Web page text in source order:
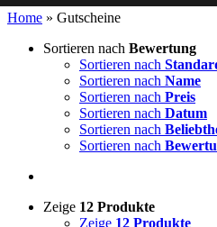
Home » Gutscheine
Sortieren nach Bewertung
Sortieren nach
Sortieren nach Name
Sortieren nach Preis
Sortieren nach Datum
Sortieren nach
Sortieren nach
Zeige 12 Produkte
Zeige 12 Produkte